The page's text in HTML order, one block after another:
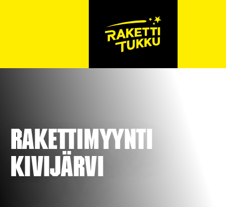
Rakettimyynti
Kivijärvi